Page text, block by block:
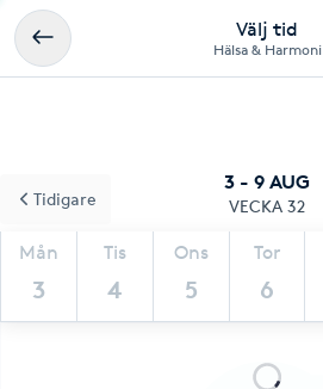
Välj tid
Hälsa & Harmoni
3 - 9 AUG
VECKA 32
Mån
3
Tis
4
Ons
5
Tor
6
Tidigare